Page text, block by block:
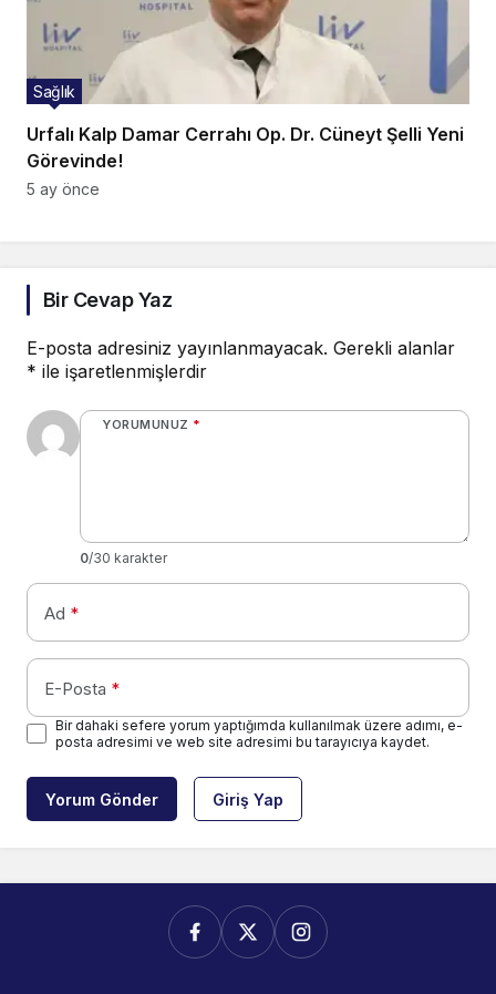
Urfalı Kalp Damar Cerrahı Op. Dr. Cüneyt Şelli Yeni
Görevinde!
Sağlık
5 ay önce
Bir Cevap Yaz
E-posta adresiniz yayınlanmayacak. Gerekli alanlar
* ile işaretlenmişlerdir
YORUMUNUZ *
0/30 karakter
Ad *
E-Posta *
Bir dahaki sefere yorum yaptığımda kullanılmak üzere adımı, e-
posta adresimi ve web site adresimi bu tarayıcıya kaydet.
Yorum Gönder Giriş Yap